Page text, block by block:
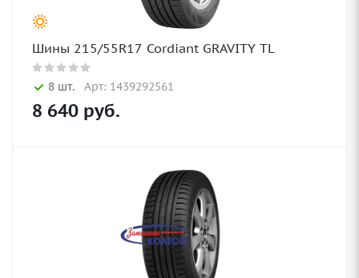
Шины 215/55R17 Cordiant GRAVITY TL
8 шт. Арт: 1439292561
8 640 руб.